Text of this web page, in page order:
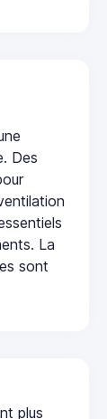
Des
La
sont
plus